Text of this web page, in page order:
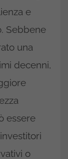
e
Sebbene
una
decenni,
essere
o